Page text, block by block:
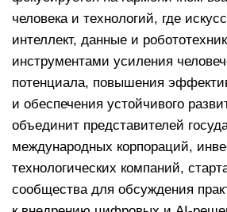
человека и технологий, где
интеллект, данные и
инструментами усиления
потенциала, повышения
и обеспечения устойчивого
объединит представителей
международных корпораций,
технологических компаний,
сообщества для обсуждения